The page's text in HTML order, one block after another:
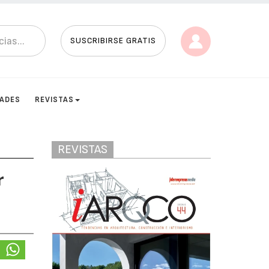
SUSCRIBIRSE GRATIS
REVISTAS
REVISTAS